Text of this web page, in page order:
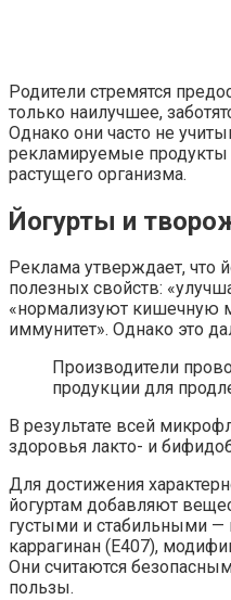
Родители стремятся
только наилучшее,
Однако они часто не
рекламируемые продукты
растущего организма.
Йогурты и
Реклама утверждает, что
полезных свойств:
«нормализуют кишечную
иммунитет». Однако это
Производители
продукции для
В результате всей
здоровья лакто- и
Для достижения
йогуртам добавляют
густыми и стабильными —
каррагинан (Е407),
Они считаются
пользы.